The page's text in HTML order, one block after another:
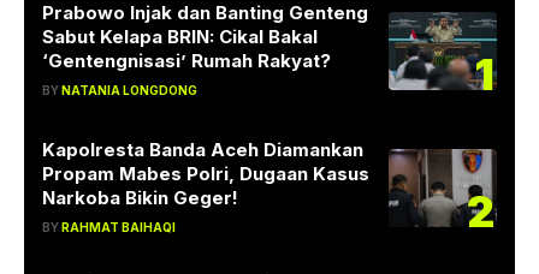
Prabowo Injak dan Banting Genteng
Sabut Kelapa BRIN: Cikal Bakal
‘Gentengnisasi’ Rumah Rakyat?
BYNATANIA LONGDONG 1
Kapolresta Banda Aceh Diamankan
Propam Mabes Polri, Dugaan Kasus
Narkoba Bikin Geger!
BYRAHMAT BAIHAQI 2